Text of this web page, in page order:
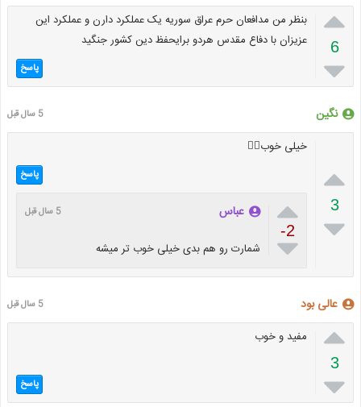

6

بنظر من مدافعان حرم عراق سوریه یک عملکرد دارن و عملکرد این
عزیزان با دفاع مقدس هردو برایحفظ دین کشور جنگید
پاسخ
نگین 5 سال قبل

3

خیلی خوب👍🏻
پاسخ

-2

عباس 5 سال قبل
شمارت رو هم بدی خیلی خوب تر میشه
عالی بود 5 سال قبل

3

مفید و خوب
پاسخ